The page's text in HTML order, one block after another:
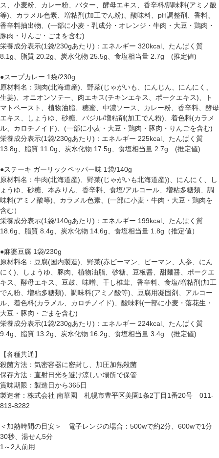
ス、小麦粉、カレー粉、バター、酵母エキス、香辛料/調味料(アミノ酸
等)、カラメル色素、増粘剤(加工でん粉)、酸味料、pH調整剤、香料、
香辛料抽出物、(一部に小麦・乳成分・オレンジ・牛肉・大豆・鶏肉・
豚肉・りんご・ごまを含む)
栄養成分表示(1袋/230gあたり)：エネルギー 320kcal、たんぱく質
8.1g、脂質 20.2g、炭水化物 25.5g、食塩相当量 2.7g (推定値)
●スープカレー 1袋/230g
原材料名：鶏肉(北海道産)、野菜(じゃがいも、にんじん、にんにく、
生姜)、オニオンソテー、肉エキス(チキンエキス、ポークエキス)、ト
マトペースト、植物油脂、糖蜜、中濃ソース、カレー粉、香辛料、酵母
エキス、しょうゆ、砂糖、バジル/増粘剤(加工でん粉)、着色料(カラメ
ル、カロチノイド)、(一部に小麦・大豆・鶏肉・豚肉・りんごを含む)
栄養成分表示(1袋/230gあたり)：エネルギー 225kcal、たんぱく質
13.8g、脂質 11.0g、炭水化物 17.5g、食塩相当量 2.7g (推定値)
●ステーキ ガーリックペッパー味 1袋/140g
原材料名：牛肉(北海道産)、野菜(じゃがいも北海道産))、にんにく、し
ょうゆ、砂糖、本みりん、香辛料、食塩/アルコール、増粘多糖類、調
味料(アミノ酸等)、カラメル色素、(一部に小麦・牛肉・大豆・鶏肉を
含む）
栄養成分表示(1袋/140gあたり)：エネルギー 199kcal、たんぱく質
18.6g、脂質 8.4g、炭水化物 14.6g、食塩相当量 1.8g（推定値）
●麻婆豆腐 1袋/230g
原材料名：豆腐(国内製造)、野菜(赤ピーマン、ピーマン、人参、にん
にく)、しょうゆ、豚肉、植物油脂、砂糖、豆板醤、甜麺醤、ポークエ
キス、酵母エキス、豆鼓、味噌、干し椎茸、香辛料、食塩/増粘剤(加工
でん粉、増粘多糖類)、調味料(アミノ酸等)、豆腐用凝固剤、アルコー
ル、着色料(カラメル、カロチノイド)、酸味料(一部に小麦・落花生・
大豆・豚肉・ごまを含む)
栄養成分表示(1袋/230gあたり)：エネルギー 224kcal、たんぱく質
9.4g、脂質 13.2g、炭水化物 16.2g、食塩相当量 3.4g (推定値)
【各種共通】
殺菌方法：気密容器に密封し、加圧加熱殺菌
保存方法：直射日光を避け涼しい場所で保管
賞味期限：製造日から365日
製造者：株式会社 南華園 札幌市豊平区美園1条2丁目1番20号 011-
813-8282
＜加熱時間の目安＞ 電子レンジの場合：500wで約2分、600wで1分
30秒、湯せん5分
1～2人前用